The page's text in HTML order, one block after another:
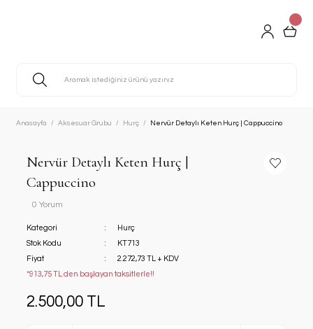
Anasayfa Aksesuar Grubu Hurç Nervür Detaylı Keten Hurç | Cappuccino
Nervür Detaylı Keten Hurç |
Cappuccino
0 Yorum
Kategori
Hurç
Stok Kodu
KT713
Fiyat
2.272,73 TL + KDV
*913,75 TL den başlayan taksitlerle!!
2.500,00 TL